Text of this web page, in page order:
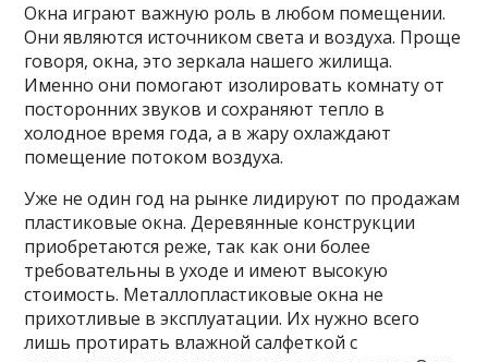
Окна играют важную роль в любом помещении.
Они являются источником света и воздуха. Проще
говоря, окна, это зеркала нашего жилища.
Именно они помогают изолировать комнату от
посторонних звуков и сохраняют тепло в
холодное время года, а в жару охлаждают
помещение потоком воздуха.
Уже не один год на рынке лидируют по продажам
пластиковые окна. Деревянные конструкции
приобретаются реже, так как они более
требовательны в уходе и имеют высокую
стоимость. Металлопластиковые окна не
прихотливые в эксплуатации. Их нужно всего
лишь протирать влажной салфеткой с